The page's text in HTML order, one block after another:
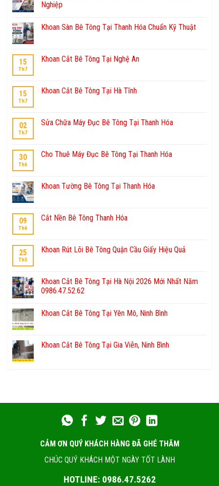
Nghiệp
Khoan Sàn Bê Tông Tại Thanh Hóa Chuẩn Kỹ Thuật
15
Th7
Khoan Cắt Bê Tông Tại Nghệ An
15
Th7
Khoan Cắt Bê Tông Tại Hà Tĩnh
02
Th7
Sửa Chữa Máy Đục Bê Tông Tại Thanh Hóa
30
Th6
Cho Thuê Máy Đục Bê Tông Tại Thanh Hóa
Khoan Tường Bê Tông Tại Thanh Hóa
09
Th6
Cắt Nền Bê Tông Thanh Hóa
25
Th5
Khoan Rút Lõi Bê Tông Quận Cầu Giấy Hiệu Quả
Khoan Cắt Bê Tông Tại Hà Nội 2026 Mới Nhất Năm
0986.47.52.62
Khoan Cắt Bê Tông Tại Yên Mô, Ninh Bình
Khoan Cắt Bê Tông Tại Gia Viễn, Ninh Bình
CẢM ƠN QUÝ KHÁCH HÀNG ĐÃ GHÉ THĂM
CHÚC QUÝ KHÁCH MỘT NGÀY TỐT LÀNH
HOTLINE: 0986.47.5262